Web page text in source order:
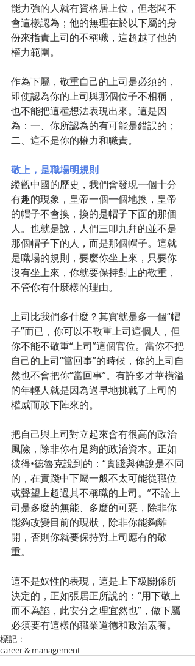
能力強的人就有資格居上位，但老闆不
會這樣認為；他的無理在於以下屬的身
份來指責上司的不稱職，這超越了他的
權力範圍。
作為下屬，敬重自己的上司是必須的，
即使認為你的上司與那個位子不相稱，
也不能把這種想法表現出來。這是因
為：一、你所認為的有可能是錯誤的；
二、這不是你的權力和職責。
敬上，是職場明規則
縱觀中國的歷史，我們會發現一個十分
有趣的現象，皇帝一個一個地換，皇帝
的帽子不會換，換的是帽子下面的那個
人。也就是說，人們三叩九拜的並不是
那個帽子下的人，而是那個帽子。這就
是職場的規則，要麼你坐上來，只要你
沒有坐上來，你就要保持對上的敬重，
不管你有什麼樣的理由。
上司比我們多什麼？其實就是多一個“帽
子”而已，你可以不敬重上司這個人，但
你不能不敬重“上司”這個官位。當你不把
自己的上司“當回事”的時候，你的上司自
然也不會把你“當回事”。有許多才華橫溢
的年輕人就是因為過早地挑戰了上司的
權威而敗下陣來的。
把自己與上司對立起來會有很高的政治
風險，除非你有足夠的政治資本。正如
彼得•德魯克說到的：“實踐與傳說是不同
的，在實踐中下屬一般不太可能從職位
或聲望上超過其不稱職的上司。”不論上
司是多麼的無能、多麼的可惡，除非你
能夠改變目前的現狀，除非你能夠離
開，否則你就要保持對上司應有的敬
重。
這不是奴性的表現，這是上下級關係所
決定的，正如張居正所說的：“用下敬上
而不為諂，此安分之理宜然也”，做下屬
必須要有這樣的職業道德和政治素養。
標記：
career & management